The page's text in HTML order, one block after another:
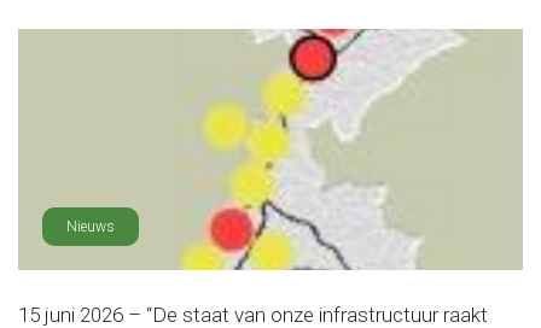
Nieuws
15 juni 2026 – “De staat van onze infrastructuur raakt